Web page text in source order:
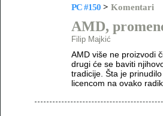
PC #150 > Komentari
AMD,
Filip Majkić
AMD više ne proizvodi
drugi će se baviti
tradicije. Šta je
licencom na ovako